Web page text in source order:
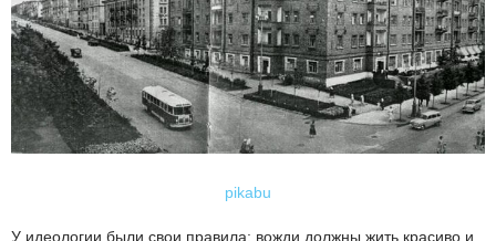
pikabu
У идеологии были свои правила: вожди должны жить красиво и